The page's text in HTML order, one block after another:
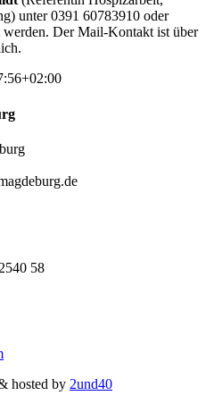
unter 0391 60783910 oder
Der Mail-Kontakt ist über
58
hosted by 2und40